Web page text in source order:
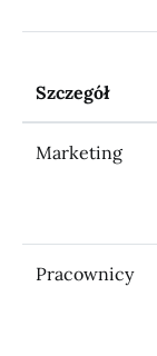
Szczegół
Marketing
Pracownicy